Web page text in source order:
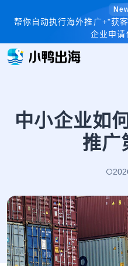
帮你自动执行海外推广+"获
企业申请
中小企业如
推广